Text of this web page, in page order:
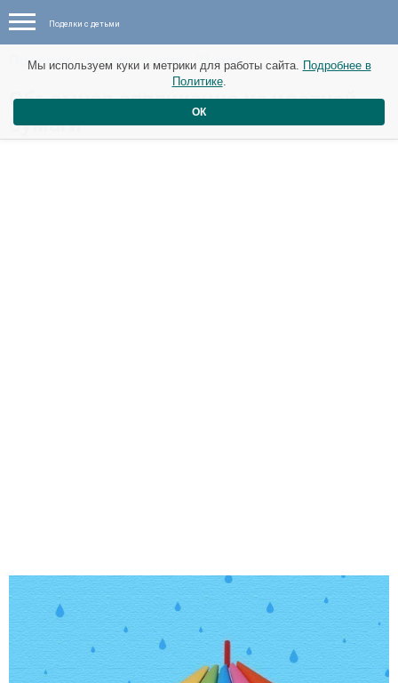
Поделки с детьми
Поделки с детьми - идеи - 21 мая
Объемная аппликация из цветной
бумаги
Мы используем куки и метрики для работы сайта. Подробнее в
Политике.
ОК